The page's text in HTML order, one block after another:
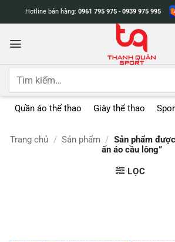
dung
Hotline bán hàng: 0961 795 975 - 0939 975 995
Tìm
Quần áo thể thao Giày thể thao
Trang chủ / Sản phẩm / Sản phẩm
ấn áo cầu lông”
LỌC